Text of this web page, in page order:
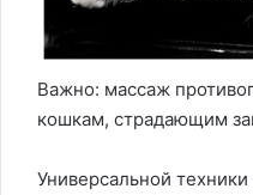
Важно: массаж
кошкам, страдающим
Универсальной